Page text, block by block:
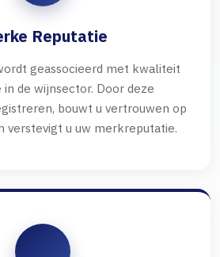
Reputatie
geassocieerd met kwaliteit
de wijnsector. Door deze
bouwt u vertrouwen op
verstevigt u uw merkreputatie.